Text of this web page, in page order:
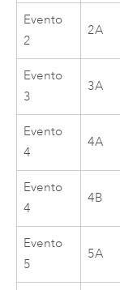
Evento
2
2A
Evento
3
3A
Evento
4
4A
Evento
4
4B
Evento
5
5A